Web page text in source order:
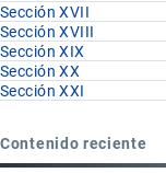
Sección XVII
Sección XVIII
Sección XIX
Sección XX
Sección XXI
Contenido reciente